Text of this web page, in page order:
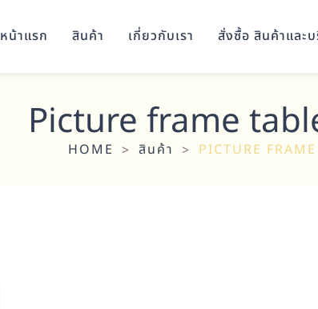
หน้าแรก สินค้า เกี่ยวกับเรา สั่งซื้อ สินค้าและ
Picture frame
HOME > สินค้า > PICTURE